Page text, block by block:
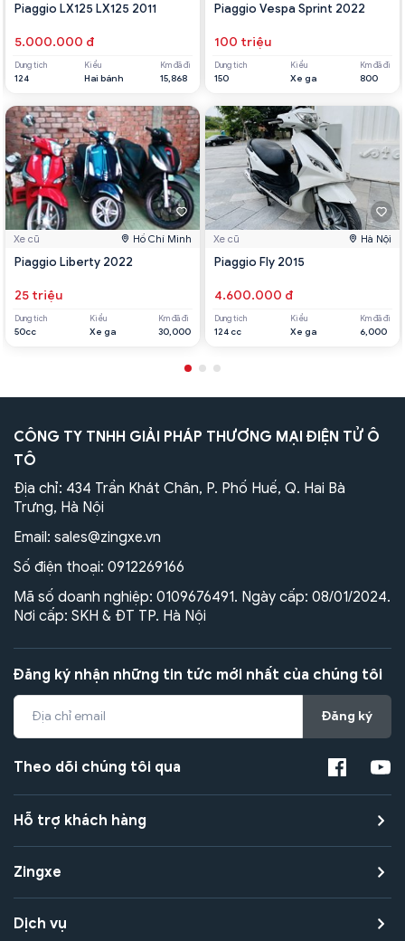
Piaggio LX125 LX125 2011
5.000.000 đ
Dung tích
124
Kiểu
Hai bánh
Km đã đi
15,868
Xe cũ Hồ Chí Minh
Piaggio Liberty 2022
25 triệu
Dung tích
50cc
Kiểu
Xe ga
Km đã đi
30,000
Piaggio Vespa Sprint 2022
100 triệu
Dung tích
150
Kiểu
Xe ga
Km đã đi
800
Xe cũ Hà Nội
Piaggio Fly 2015
4.600.000 đ
Dung tích
124 cc
Kiểu
Xe ga
Km đã đi
6,000
CÔNG TY TNHH GIẢI PHÁP THƯƠNG MẠI ĐIỆN TỬ Ô
TÔ
Địa chỉ: 434 Trần Khát Chân, P. Phố Huế, Q. Hai Bà
Trưng, Hà Nội
Email: sales@zingxe.vn
Số điện thoại: 0912269166
Mã số doanh nghiệp: 0109676491. Ngày cấp: 08/01/2024.
Nơi cấp: SKH & ĐT TP. Hà Nội
Đăng ký nhận những tin tức mới nhất của chúng tôi
Đăng ký
Theo dõi chúng tôi qua
Hỗ trợ khách hàng
Zingxe
Dịch vụ